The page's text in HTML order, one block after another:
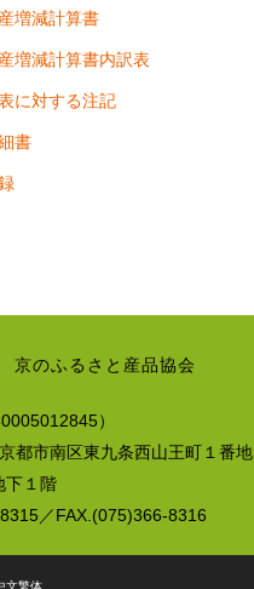
増減計算書
増減計算書内訳表
に対する注記
書
のふるさと産品協会
）
都市南区東九条西山王町１番地
下１階
／FAX.(075)366-8316
文繁体